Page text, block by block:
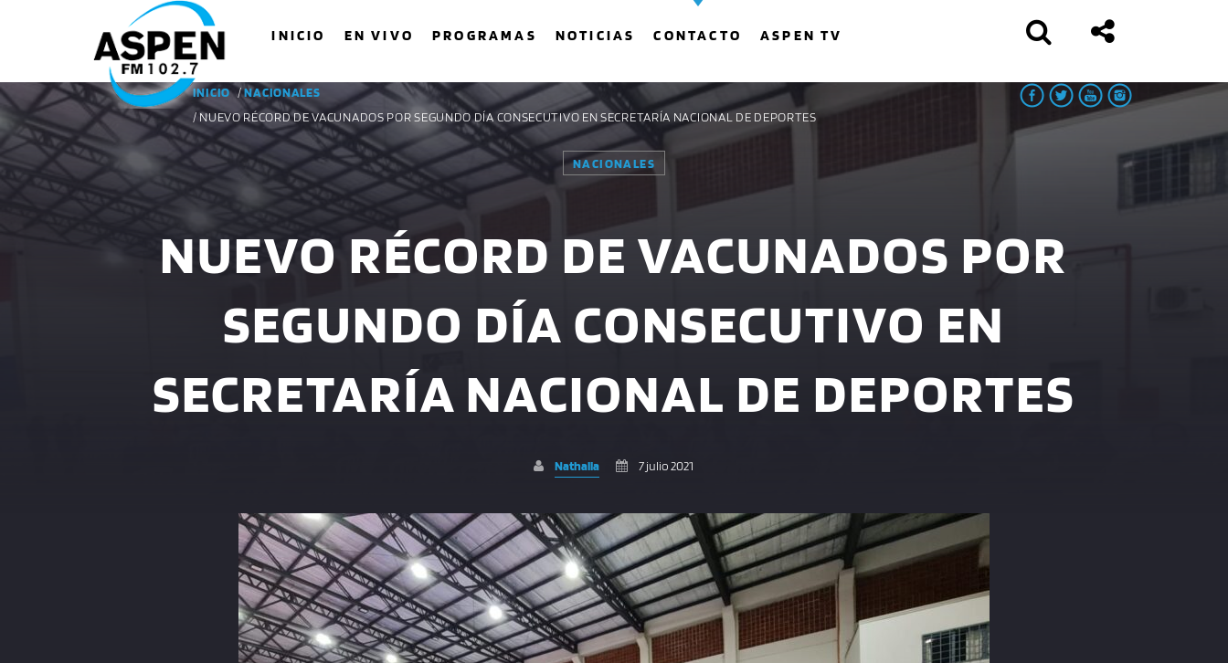
INICIO EN VIVO PROGRAMAS NOTICIAS CONTACTO ASPEN TV
BUSCAR EN EL SITIO:
COMPARTE ESTA PÁGINA EN:
INICIO /NACIONALES
/ NUEVO RÉCORD DE VACUNADOS POR SEGUNDO DÍA CONSECUTIVO EN SECRETARÍA NACIONAL DE DEPORTES
NACIONALES
NUEVO RÉCORD DE VACUNADOS POR
SEGUNDO DÍA CONSECUTIVO EN
SECRETARÍA NACIONAL DE DEPORTES
Nathalia 7 julio 2021